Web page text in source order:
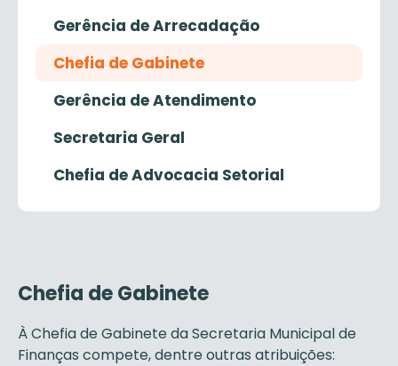
Gerência de Arrecadação
Chefia de Gabinete
Gerência de Atendimento
Secretaria Geral
Chefia de Advocacia Setorial
Chefia de Gabinete
À Chefia de Gabinete da Secretaria Municipal de
Finanças compete, dentre outras atribuições: